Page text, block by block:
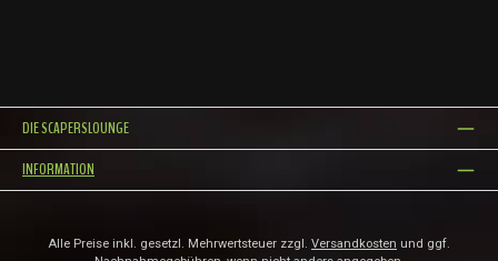
DIE SCAPERSLOUNGE
INFORMATION
Alle Preise inkl. gesetzl. Mehrwertsteuer zzgl. Versandkosten und ggf.